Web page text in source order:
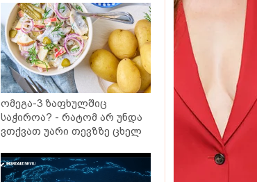
ომეგა-3 ზაფხულშიც
საჭიროა? - რატომ არ უნდა
ვთქვათ უარი თევზზე ცხელ